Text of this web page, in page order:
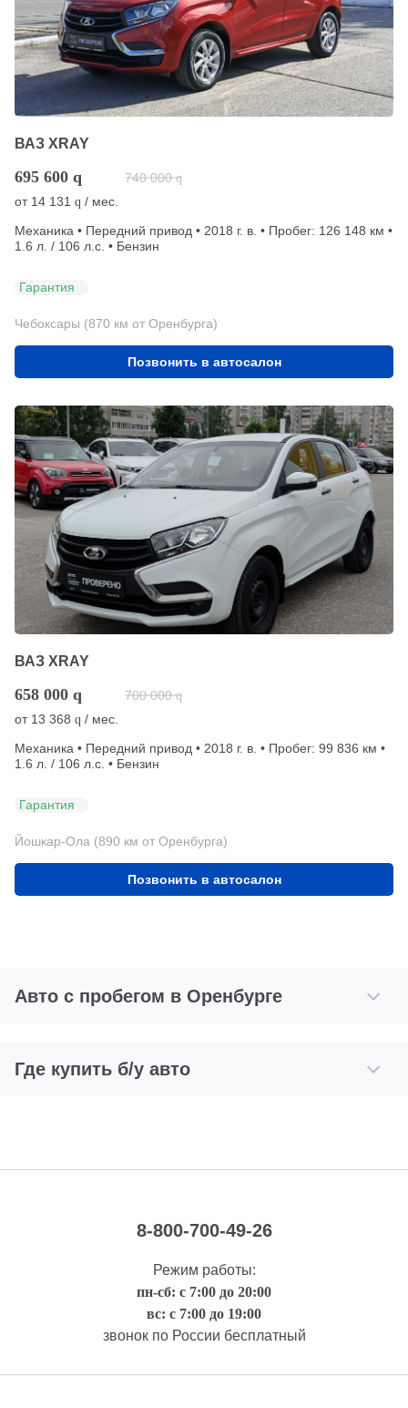
ВАЗ XRAY
695 600 q 740 000 q
от 14 131 q / мес.
Механика • Передний привод • 2018 г. в. • Пробег: 126 148 км •
1.6 л. / 106 л.с. • Бензин
Гарантия
Чебоксары (870 км от Оренбурга)
Позвонить в автосалон
ВАЗ XRAY
658 000 q 700 000 q
от 13 368 q / мес.
Механика • Передний привод • 2018 г. в. • Пробег: 99 836 км •
1.6 л. / 106 л.с. • Бензин
Гарантия
Йошкар-Ола (890 км от Оренбурга)
Позвонить в автосалон
Авто с пробегом в Оренбурге
Где купить б/у авто
8-800-700-49-26
Режим работы:
пн-сб: с 7:00 до 20:00
вс: с 7:00 до 19:00
звонок по России бесплатный